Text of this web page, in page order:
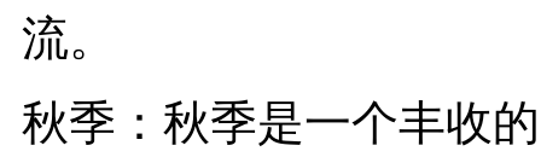
流。
秋季：秋季是一个丰收